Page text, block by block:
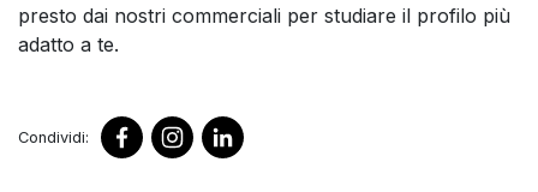
presto dai nostri commerciali per studiare il profilo più
adatto a te.
Condividi: